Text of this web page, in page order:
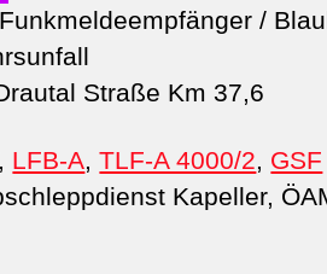
Funkmeldeempfänger /
Straße Km 37,6
LFB-A,TLF-A 4000/2, GSF
Kapeller,